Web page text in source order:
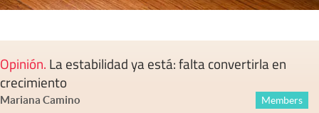
Opinión. La estabilidad ya está: falta convertirla en
crecimiento
Mariana Camino Members